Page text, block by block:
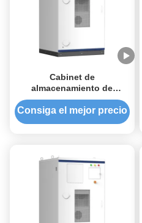
Cabinet de
almacenamiento de
energía al aire libre de
100kW/200kWh Sistema de
Consiga el mejor precio